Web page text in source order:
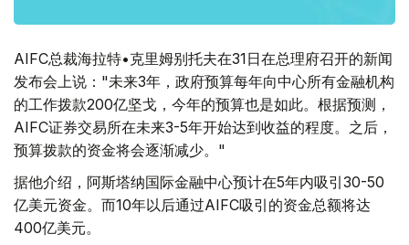
AIFC总裁海拉特•克里姆别托夫在31日在总理府召开的新闻
发布会上说："未来3年，政府预算每年向中心所有金融机构
的工作拨款200亿坚戈，今年的预算也是如此。根据预测，
AIFC证券交易所在未来3-5年开始达到收益的程度。之后，
预算拨款的资金将会逐渐减少。"
据他介绍，阿斯塔纳国际金融中心预计在5年内吸引30-50
亿美元资金。而10年以后通过AIFC吸引的资金总额将达
400亿美元。